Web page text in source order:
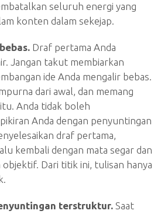
seluruh energi yang
konten dalam sekejap.
Draf pertama Anda
Jangan takut membiarkan
ide Anda mengalir bebas.
dari awal, dan memang
Anda tidak boleh
Anda dengan penyuntingan
draf pertama,
kembali dengan mata segar dan
Dari titik ini, tulisan hanya
terstruktur. Saat